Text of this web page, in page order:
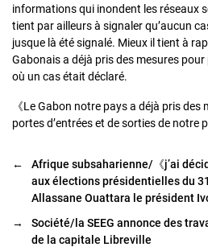
informations qui inondent les réseaux
tient par ailleurs à signaler qu’aucun
jusque là été signalé. Mieux il tient à
Gabonais a déjà pris des mesures
où un cas était déclaré.
《Le Gabon notre pays a déjà pris
portes d’entrées et de sorties de notre
←
Afrique subsaharienne/《j’ai
aux élections présidentielles du
Allassane Ouattara le président
→
Société/la SEEG annonce des
de la capitale Libreville